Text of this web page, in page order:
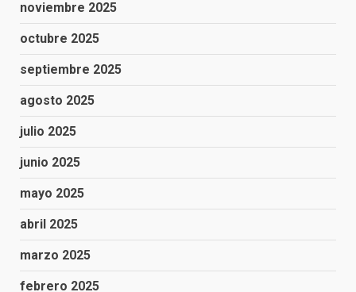
noviembre 2025
octubre 2025
septiembre 2025
agosto 2025
julio 2025
junio 2025
mayo 2025
abril 2025
marzo 2025
febrero 2025